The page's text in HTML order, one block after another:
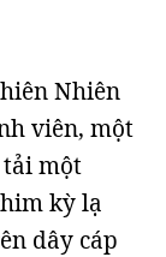
Nhiên
viên, một
tải một
kỳ lạ
dây cáp